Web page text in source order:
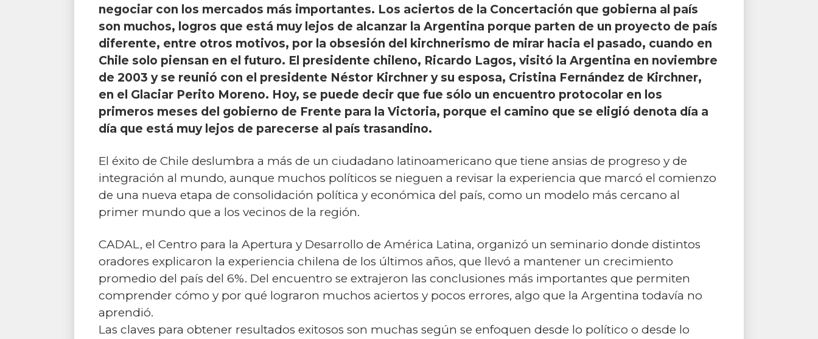
negociar con los mercados más importantes. Los aciertos de la Concertación que gobierna al país
son muchos, logros que está muy lejos de alcanzar la Argentina porque parten de un proyecto de país
diferente, entre otros motivos, por la obsesión del kirchnerismo de mirar hacia el pasado, cuando en
Chile solo piensan en el futuro. El presidente chileno, Ricardo Lagos, visitó la Argentina en noviembre
de 2003 y se reunió con el presidente Néstor Kirchner y su esposa, Cristina Fernández de Kirchner,
en el Glaciar Perito Moreno. Hoy, se puede decir que fue sólo un encuentro protocolar en los
primeros meses del gobierno de Frente para la Victoria, porque el camino que se eligió denota día a
día que está muy lejos de parecerse al país trasandino.
El éxito de Chile deslumbra a más de un ciudadano latinoamericano que tiene ansias de progreso y de
integración al mundo, aunque muchos políticos se nieguen a revisar la experiencia que marcó el comienzo
de una nueva etapa de consolidación política y económica del país, como un modelo más cercano al
primer mundo que a los vecinos de la región.
CADAL, el Centro para la Apertura y Desarrollo de América Latina, organizó un seminario donde distintos
oradores explicaron la experiencia chilena de los últimos años, que llevó a mantener un crecimiento
promedio del país del 6%. Del encuentro se extrajeron las conclusiones más importantes que permiten
comprender cómo y por qué lograron muchos aciertos y pocos errores, algo que la Argentina todavía no
aprendió.
Las claves para obtener resultados exitosos son muchas según se enfoquen desde lo político o desde lo